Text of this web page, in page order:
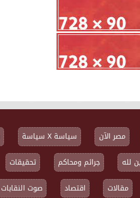
مصر الآن سياسة X سياسة
لله جرائم ومحاكم تحقيقات
مقالات اقتصاد صوت النقابات